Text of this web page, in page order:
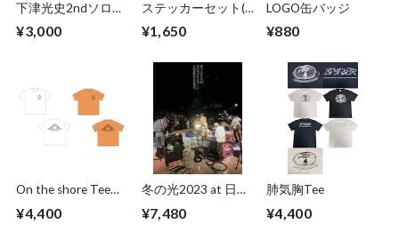
下津光史2ndソロア
ルバム「Transient
world」CD
¥3,000
ステッカーセット(4
枚組)
¥1,650
LOGO缶バッジ
¥880
On the shore Teeシ
¥4,400
冬の光2023 at 日比
［Blu-ray Disc+写真
¥7,480
肺気胸Tee
¥4,400